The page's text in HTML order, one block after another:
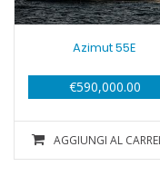
Azimut 55E
€590,000.00
AGGIUNGI AL